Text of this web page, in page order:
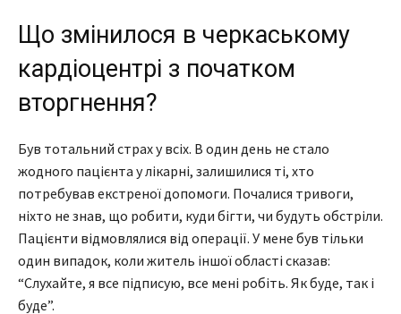
Що змінилося в черкаському
кардіоцентрі з початком
вторгнення?
Був тотальний страх у всіх. В один день не стало
жодного пацієнта у лікарні, залишилися ті, хто
потребував екстреної допомоги. Почалися тривоги,
ніхто не знав, що робити, куди бігти, чи будуть обстріли.
Пацієнти відмовлялися від операції. У мене був тільки
один випадок, коли житель іншої області сказав:
“Слухайте, я все підписую, все мені робіть. Як буде, так і
буде”.